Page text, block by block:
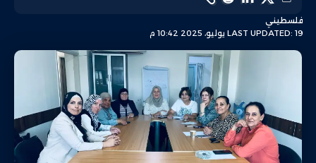
LAST UPDATED: 19 يوليو، 2025 10:42 م
فلسطيني